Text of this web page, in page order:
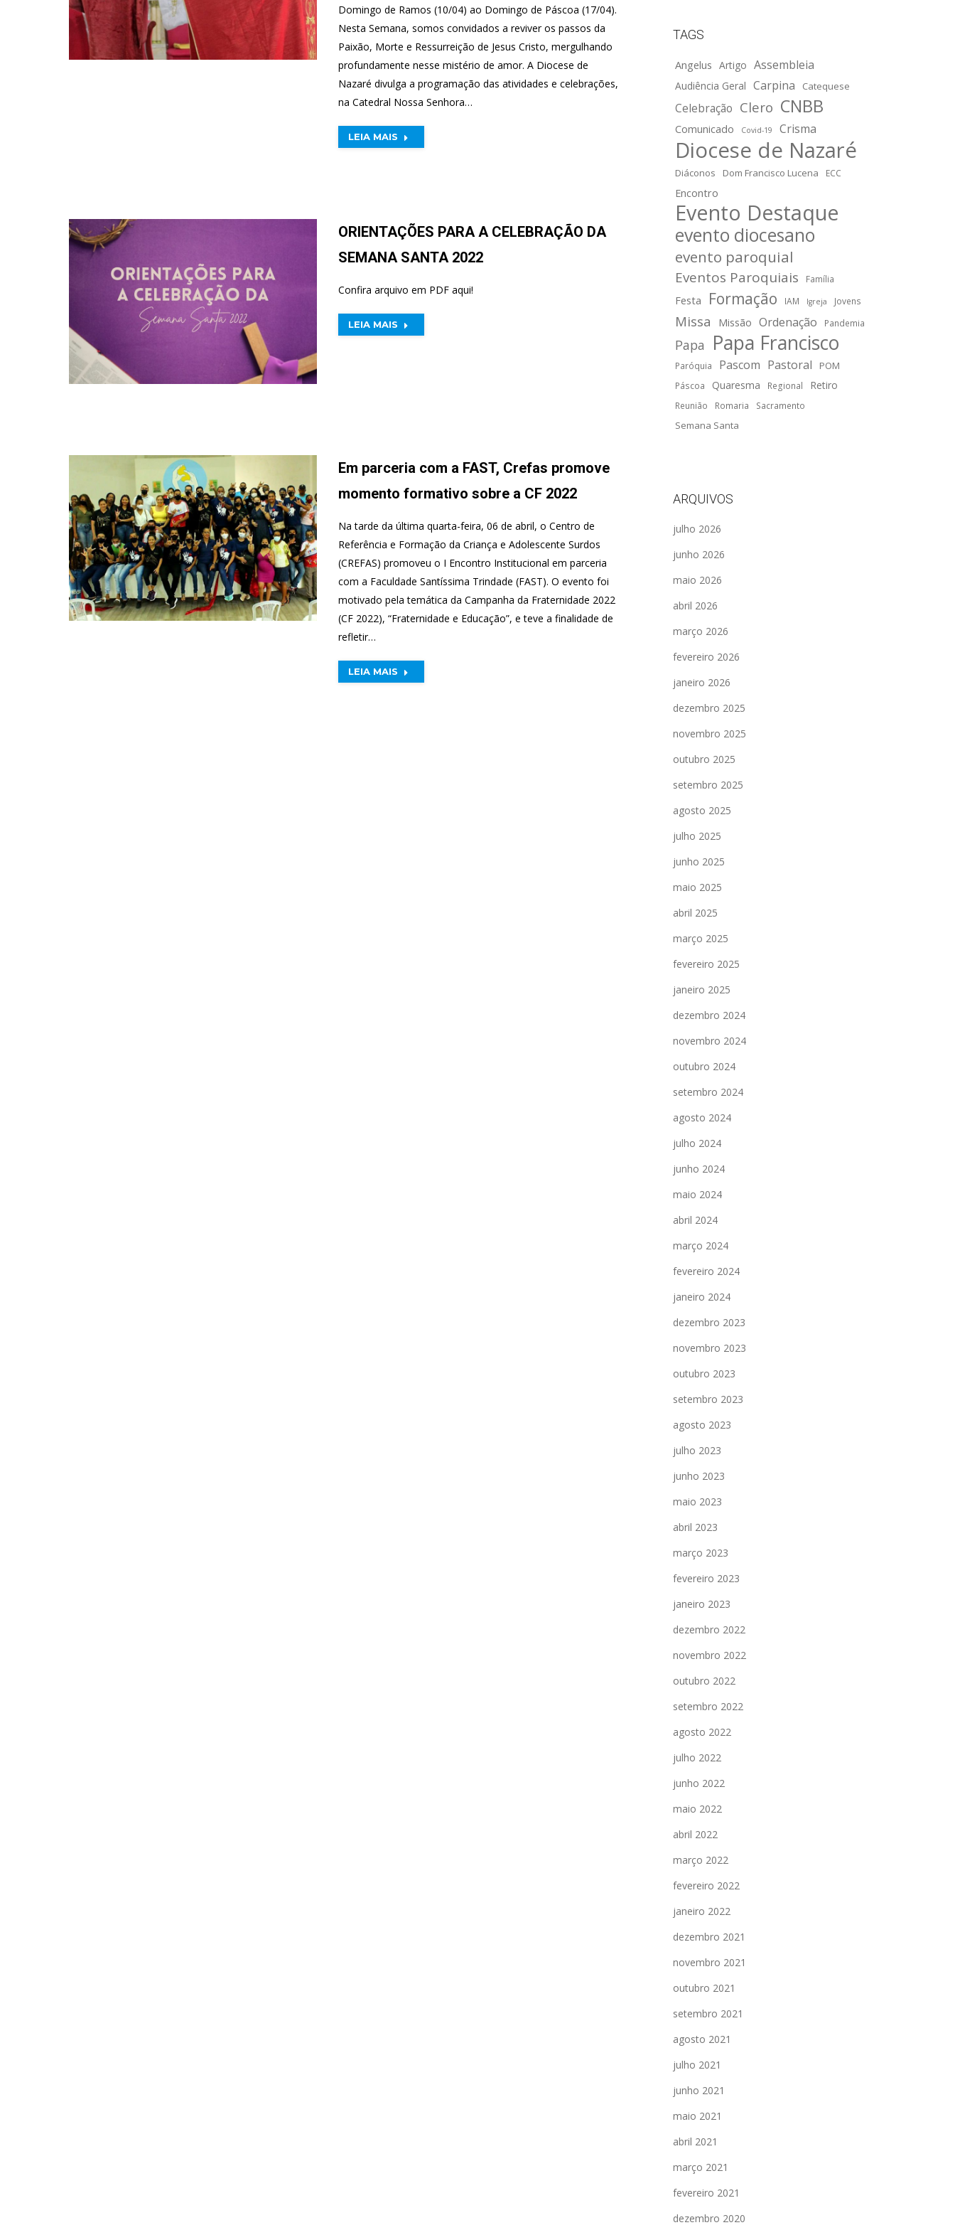
Domingo de Ramos (10/04) ao Domingo de Páscoa (17/04).
Nesta Semana, somos convidados a reviver os passos da
Paixão, Morte e Ressurreição de Jesus Cristo, mergulhando
profundamente nesse mistério de amor. A Diocese de
Nazaré divulga a programação das atividades e celebrações,
na Catedral Nossa Senhora…
LEIA MAIS
ORIENTAÇÕES PARA A CELEBRAÇÃO DA
SEMANA SANTA 2022
Confira arquivo em PDF aqui!
LEIA MAIS
Em parceria com a FAST, Crefas promove
momento formativo sobre a CF 2022
Na tarde da última quarta-feira, 06 de abril, o Centro de
Referência e Formação da Criança e Adolescente Surdos
(CREFAS) promoveu o I Encontro Institucional em parceria
com a Faculdade Santíssima Trindade (FAST). O evento foi
motivado pela temática da Campanha da Fraternidade 2022
(CF 2022), “Fraternidade e Educação”, e teve a finalidade de
refletir…
LEIA MAIS
TAGS
Angelus Artigo Assembleia
Audiência Geral Carpina Catequese
Celebração Clero CNBB
Comunicado Covid-19 Crisma
Diocese de Nazaré
Diáconos Dom Francisco Lucena ECC
Encontro
Evento Destaque
evento diocesano
evento paroquial
Eventos Paroquiais Família
Festa Formação IAM Igreja Jovens
Missa Missão Ordenação Pandemia
Papa Papa Francisco
Paróquia Pascom Pastoral POM
Páscoa Quaresma Regional Retiro
Reunião Romaria Sacramento
Semana Santa
ARQUIVOS
julho 2026
junho 2026
maio 2026
abril 2026
março 2026
fevereiro 2026
janeiro 2026
dezembro 2025
novembro 2025
outubro 2025
setembro 2025
agosto 2025
julho 2025
junho 2025
maio 2025
abril 2025
março 2025
fevereiro 2025
janeiro 2025
dezembro 2024
novembro 2024
outubro 2024
setembro 2024
agosto 2024
julho 2024
junho 2024
maio 2024
abril 2024
março 2024
fevereiro 2024
janeiro 2024
dezembro 2023
novembro 2023
outubro 2023
setembro 2023
agosto 2023
julho 2023
junho 2023
maio 2023
abril 2023
março 2023
fevereiro 2023
janeiro 2023
dezembro 2022
novembro 2022
outubro 2022
setembro 2022
agosto 2022
julho 2022
junho 2022
maio 2022
abril 2022
março 2022
fevereiro 2022
janeiro 2022
dezembro 2021
novembro 2021
outubro 2021
setembro 2021
agosto 2021
julho 2021
junho 2021
maio 2021
abril 2021
março 2021
fevereiro 2021
dezembro 2020